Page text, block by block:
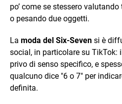
po’ come se stessero
o pesando due oggetti.
La moda del Six-Seven si è
social, in particolare su TikTok:
privo di senso specifico, e
qualcuno dice "6 o 7" per
definita.